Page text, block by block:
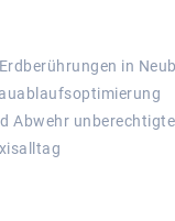
in
Abwehr